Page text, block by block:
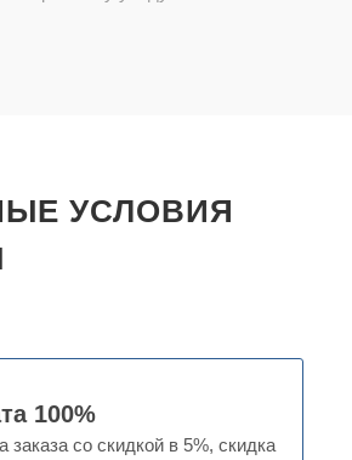
УСЛОВИЯ
100%
заказа со скидкой в 5%, скидка